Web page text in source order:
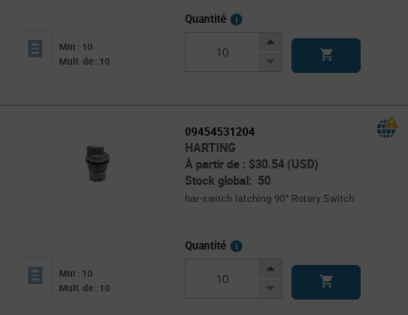
Min : 10
Mult. de : 10
Quantité
More
Increase
Decrease
09454531204
HARTING
À partir de : $30.54 (USD)
Stock global: 50
har-switch latching 90° Rotary Switch
Min : 10
Mult. de : 10
Quantité
More
Increase
Decrease